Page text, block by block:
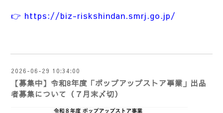
👉 https://biz-riskshindan.smrj.go.jp/
2026-06-29 10:34:00
【募集中】令和8年度「ポップアップストア事業」出品
者募集について（７月末〆切）